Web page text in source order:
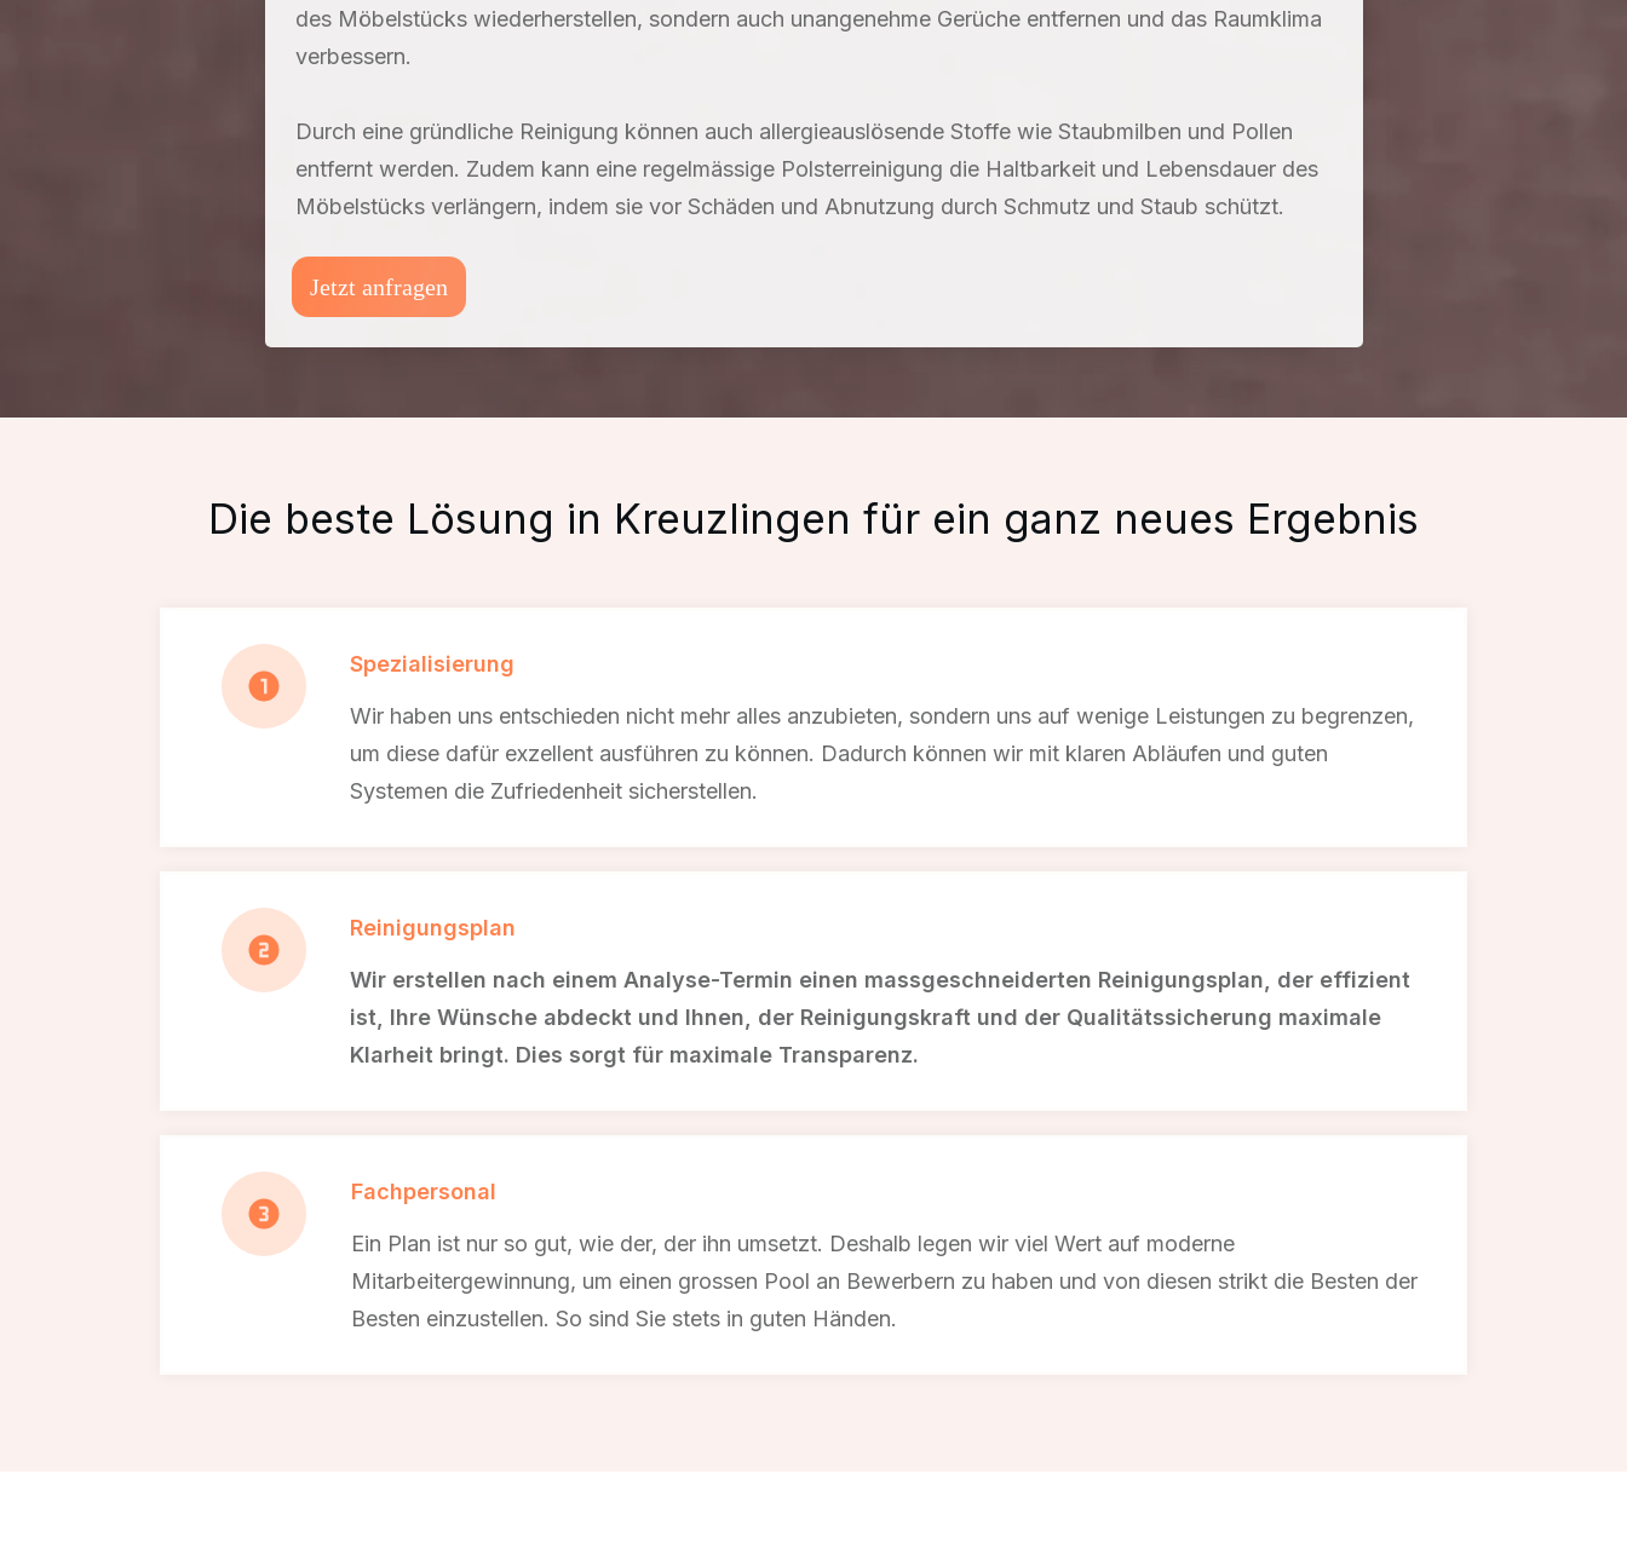
des Möbelstücks wiederherstellen, sondern auch unangenehme Gerüche entfernen und das Raumklima
verbessern.
Durch eine gründliche Reinigung können auch allergieauslösende Stoffe wie Staubmilben und Pollen
entfernt werden. Zudem kann eine regelmässige Polsterreinigung die Haltbarkeit und Lebensdauer des
Möbelstücks verlängern, indem sie vor Schäden und Abnutzung durch Schmutz und Staub schützt.
Jetzt anfragen
Die beste Lösung in Kreuzlingen für ein ganz neues Ergebnis
Spezialisierung
Wir haben uns entschieden nicht mehr alles anzubieten, sondern uns auf wenige Leistungen zu begrenzen,
um diese dafür exzellent ausführen zu können. Dadurch können wir mit klaren Abläufen und guten
Systemen die Zufriedenheit sicherstellen.
Reinigungsplan
Wir erstellen nach einem Analyse-Termin einen massgeschneiderten Reinigungsplan, der effizient
ist, Ihre Wünsche abdeckt und Ihnen, der Reinigungskraft und der Qualitätssicherung maximale
Klarheit bringt. Dies sorgt für maximale Transparenz.
Fachpersonal
Ein Plan ist nur so gut, wie der, der ihn umsetzt. Deshalb legen wir viel Wert auf moderne
Mitarbeitergewinnung, um einen grossen Pool an Bewerbern zu haben und von diesen strikt die Besten der
Besten einzustellen. So sind Sie stets in guten Händen.